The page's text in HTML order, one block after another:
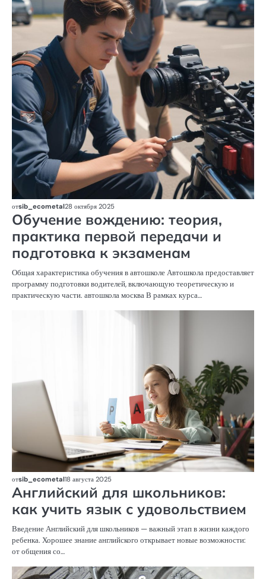
отsib_ecometal28 октября 2025
Обучение вождению: теория,
практика первой передачи и
подготовка к экзаменам
Общая характеристика обучения в автошколе Автошкола предоставляет
программу подготовки водителей, включающую теоретическую и
практическую части. автошкола москва В рамках курса…
отsib_ecometal18 августа 2025
Английский для школьников:
как учить язык с удовольствием
Введение Английский для школьников — важный этап в жизни каждого
ребенка. Хорошее знание английского открывает новые возможности:
от общения со…